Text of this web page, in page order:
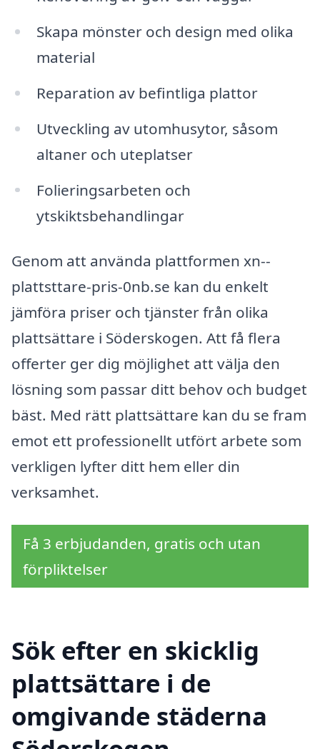
Skapa mönster och design med olika
material
Reparation av befintliga plattor
Utveckling av utomhusytor, såsom
altaner och uteplatser
Folieringsarbeten och
ytskiktsbehandlingar
Genom att använda plattformen xn--
plattsttare-pris-0nb.se kan du enkelt
jämföra priser och tjänster från olika
plattsättare i Söderskogen. Att få flera
offerter ger dig möjlighet att välja den
lösning som passar ditt behov och budget
bäst. Med rätt plattsättare kan du se fram
emot ett professionellt utfört arbete som
verkligen lyfter ditt hem eller din
verksamhet.
Få 3 erbjudanden, gratis och utan
förpliktelser
Sök efter en skicklig
plattsättare i de
omgivande städerna